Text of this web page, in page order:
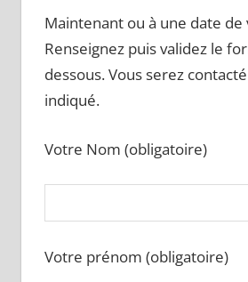
Maintenant ou à une date de
Renseignez puis validez le
dessous. Vous serez
indiqué.
Votre Nom (obligatoire)
Votre prénom (obligatoire)